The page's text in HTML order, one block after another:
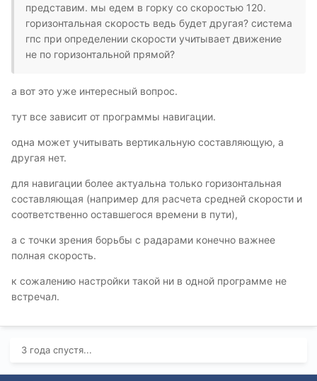
представим. мы едем в горку со скоростью 120.
горизонтальная скорость ведь будет другая? система
гпс при определении скорости учитывает движение
не по горизонтальной прямой?
а вот это уже интересный вопрос.
тут все зависит от программы навигации.
одна может учитывать вертикальную составляющую, а
другая нет.
для навигации более актуальна только горизонтальная
составляющая (например для расчета средней скорости и
соответственно оставшегося времени в пути),
а с точки зрения борьбы с радарами конечно важнее
полная скорость.
к сожалению настройки такой ни в одной программе не
встречал.
3 года спустя...